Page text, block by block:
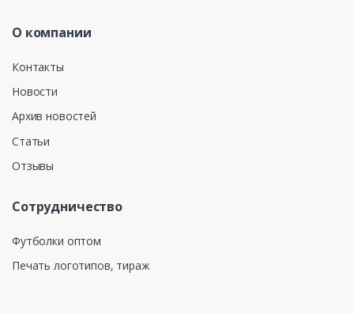
О компании
Контакты
Новости
Архив новостей
Статьи
Отзывы
Сотрудничество
Футболки оптом
Печать логотипов, тираж